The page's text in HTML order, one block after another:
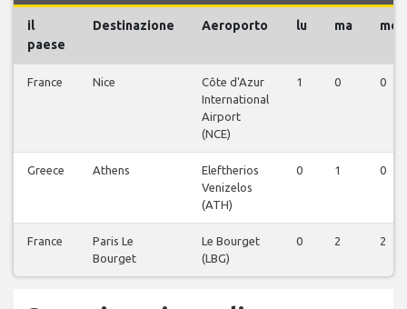
il
paese
Destinazione Aeroporto lu ma me
France Nice
Côte d'Azur
International
Airport
(NCE)
1 0 0
Greece Athens
Eleftherios
Venizelos
(ATH)
0 1 0
France
Paris Le
Bourget
Le Bourget
(LBG)
0 2 2